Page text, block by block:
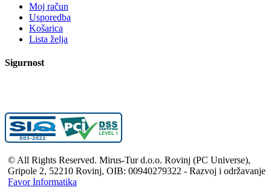
Moj račun
Usporedba
Košarica
Lista želja
Sigurnost
© All Rights Reserved. Mirus-Tur d.o.o. Rovinj (PC Universe),
Gripole 2, 52210 Rovinj, OIB: 00940279322 - Razvoj i održavanje
Favor Informatika